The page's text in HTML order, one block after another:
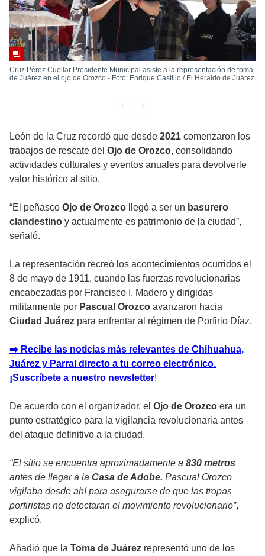
Cruz Pérez Cuellar Presidente Municipal asiste a la representación de toma
de Juárez en el ojo de Orozco - Foto: Enrique Castillo / El Heraldo de Juárez
León de la Cruz recordó que desde 2021 comenzaron los
trabajos de rescate del Ojo de Orozco, consolidando
actividades culturales y eventos anuales para devolverle
valor histórico al sitio.
“El peñasco Ojo de Orozco llegó a ser un basurero
clandestino y actualmente es patrimonio de la ciudad”,
señaló.
La representación recreó los acontecimientos ocurridos el
8 de mayo de 1911, cuando las fuerzas revolucionarias
encabezadas por Francisco I. Madero y dirigidas
militarmente por Pascual Orozco avanzaron hacia
Ciudad Juárez para enfrentar al régimen de Porfirio Díaz.
➡️ Recibe las noticias más relevantes de Chihuahua,
Juárez y Parral directo a tu correo electrónico.
¡Suscríbete a nuestro newsletter!
De acuerdo con el organizador, el Ojo de Orozco era un
punto estratégico para la vigilancia revolucionaria antes
del ataque definitivo a la ciudad.
“El sitio se encuentra aproximadamente a 830 metros
antes de llegar a la Casa de Adobe. Pascual Orozco
vigilaba desde ahí para asegurarse de que las tropas
porfiristas no detectaran el movimiento revolucionario”,
explicó.
Añadió que la Toma de Juárez representó uno de los